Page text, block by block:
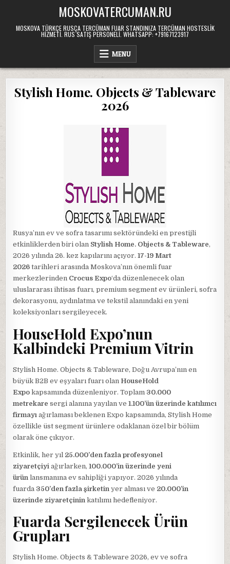
content
MOSKOVATERCUMAN.RU
MOSKOVA TÜRKÇE RUSÇA TERCÜMAN FUAR STANDINIZA TERCÜMAN HOSTESLIK
HIZMETI. RUS SATIŞ PERSONELI. WHATSAPP: +79167123917
MENU
Stylish Home. Objects & Tableware
2026
Rusya’nın ev ve sofra tasarımı sektöründeki en prestijli
etkinliklerden biri olan Stylish Home. Objects & Tableware,
2026 yılında 26. kez kapılarını açıyor.17-19 Mart
2026 tarihleri arasında Moskova’nın önemli fuar
merkezlerinden Crocus Expo‘da düzenlenecek olan
uluslararası ihtisas fuarı, premium segment ev ürünleri, sofra
dekorasyonu, aydınlatma ve tekstil alanındaki en yeni
koleksiyonları sergileyecek.
HouseHold Expo’nun
Kalbindeki Premium Vitrin
Stylish Home. Objects & Tableware, Doğu Avrupa’nın en
büyük B2B ev eşyaları fuarı olan HouseHold
Expo kapsamında düzenleniyor. Toplam 30.000
metrekare sergi alanına yayılan ve1.100’ün üzerinde katılımcı
firmayı ağırlaması beklenen Expo kapsamında, Stylish Home
özellikle üst segment ürünlere odaklanan özel bir bölüm
olarak öne çıkıyor.
Etkinlik, her yıl 25.000’den fazla profesyonel
ziyaretçiyi ağırlarken,100.000’in üzerinde yeni
ürün lansmanına ev sahipliği yapıyor. 2026 yılında
fuarda 350’den fazla şirketin yer alması ve 20.000’in
üzerinde ziyaretçinin katılımı hedefleniyor.
Fuarda Sergilenecek Ürün
Grupları
Stylish Home. Objects & Tableware 2026, ev ve sofra